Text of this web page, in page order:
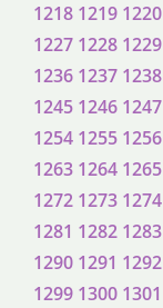
1218 1219 1220
1227 1228 1229
1236 1237 1238
1245 1246 1247
1254 1255 1256
1263 1264 1265
1272 1273 1274
1281 1282 1283
1290 1291 1292
1299 1300 1301